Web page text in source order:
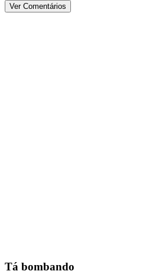
Ver Comentários
Tá bombando